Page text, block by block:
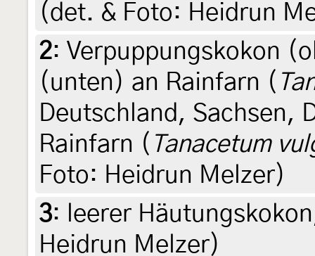
(det. & Foto: Heidrun
2: Verpuppungskokon
(unten) an Rainfarn (
Deutschland, Sachsen,
Rainfarn ( Tanacetum
Foto: Heidrun Melzer)
3:
leerer
Heidrun Melzer)